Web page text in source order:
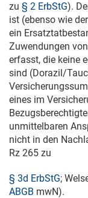
zu § 2 ErbStG).
ist (ebenso wie
ein
Zuwendungen
erfasst, die keine
sind (Dorazil/
eines im
unmittelbaren
nicht in den
Rz 265 zu
§ 3d ErbStG;
ABGB mwN).